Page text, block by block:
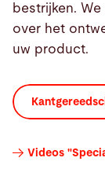
bestrijken.
over het
uw product.
Videos